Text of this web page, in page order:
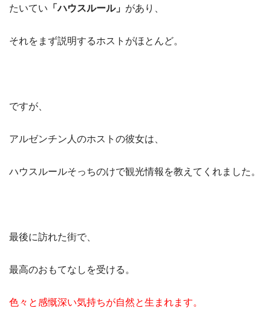
たいてい 「ハウスルール」 があり、
それをまず説明するホストがほとんど。
ですが、
アルゼンチン人のホストの彼女は、
ハウスルールそっちのけで観光情報を教えてくれました。
最後に訪れた街で、
最高のおもてなしを受ける。
色々と感慨深い気持ちが自然と生まれます。